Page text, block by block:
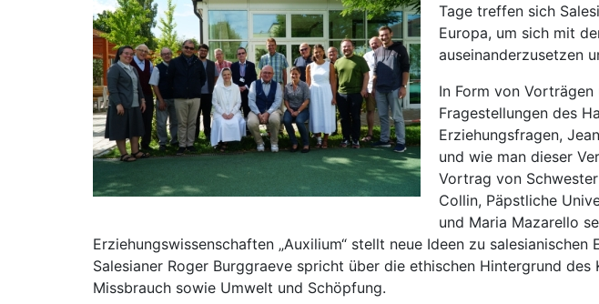
Tage treffen sich
Europa, um sich mit
auseinanderzusetzen
In Form von
Fragestellungen des
Erziehungsfragen,
und wie man dieser
Vortrag von
Collin, Päpstliche
und Maria Mazarello
Erziehungswissenschaften „Auxilium“ stellt neue Ideen zu
Salesianer Roger Burggraeve spricht über die ethischen Hintergrund
Missbrauch sowie Umwelt und Schöpfung.